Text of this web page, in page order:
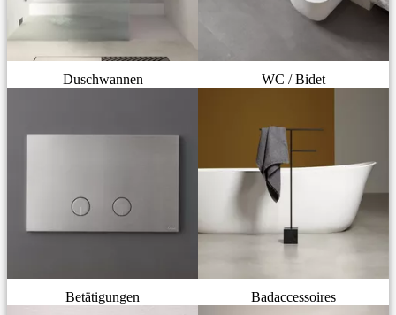
Duschwannen WC / Bidet
Betätigungen Badaccessoires